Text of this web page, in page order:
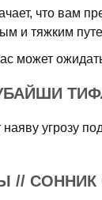
что вам
и тяжким
может
угрозу
//